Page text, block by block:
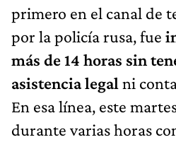
primero en el canal de
por la policía rusa, fue
más de 14 horas sin
asistencia legal ni
En esa línea, este
durante varias horas